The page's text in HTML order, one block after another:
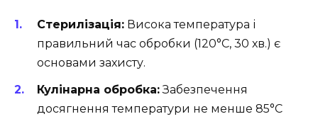
Стерилізація: Висока температура і
правильний час обробки (120°C, 30 хв.) є
основами захисту.
Кулінарна обробка:Забезпечення
досягнення температури не менше 85°C